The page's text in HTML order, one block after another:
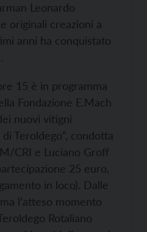
Leonardo
originali creazioni a
anni ha conquistato
15 è in programma
Fondazione E.Mach
nuovi vitigni
Teroldego”, condotta
CRI e Luciano Groff
25 euro,
in loco). Dalle
l’atteso momento
Rotaliano